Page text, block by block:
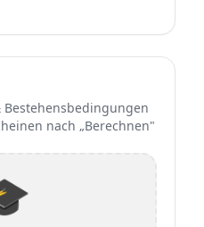
Bestehensbedingungen
nach „Berechnen"